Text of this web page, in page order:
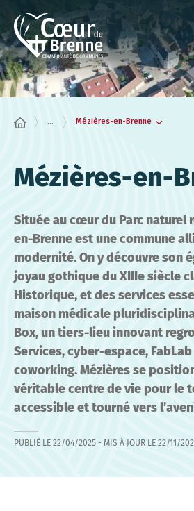
Panneau de gestion des cookies
... Mézières-en-Brenne
Mézières-en-
Située au cœur du Parc naturel
en-Brenne est une commune
modernité. On y découvre son
joyau gothique du XIIIe siècle
Historique, et des services
maison médicale
Box, un tiers-lieu innovant
Services, cyber-espace,
coworking. Mézières se
véritable centre de vie pour le
accessible et tourné vers
PUBLIÉ LE 22/04/2025 - MIS À JOUR LE 22/11/